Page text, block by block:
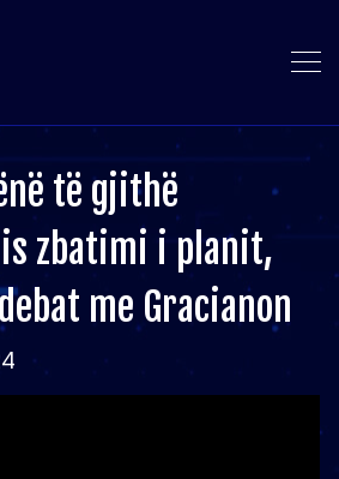
të gjithë
zbatimi i planit,
me Gracianon